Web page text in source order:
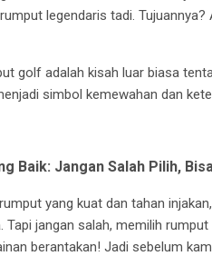
legendaris tadi.
golf adalah kisah luar biasa
simbol kemewahan dan
Baik: Jangan Salah Pilih,
yang kuat dan tahan
. Tapi jangan salah, memilih
berantakan! Jadi sebelum